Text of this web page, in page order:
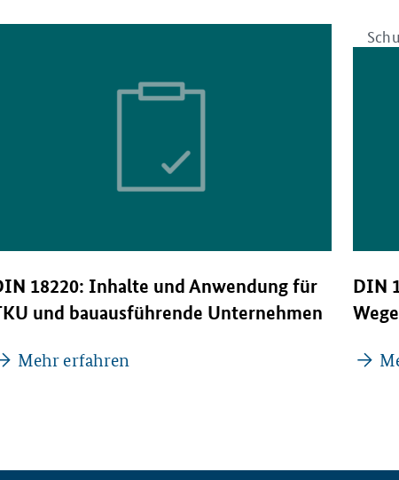
18220: Inhalte und Anwendung für
und bauausführende Unternehmen
Mehr erfahren
DIN